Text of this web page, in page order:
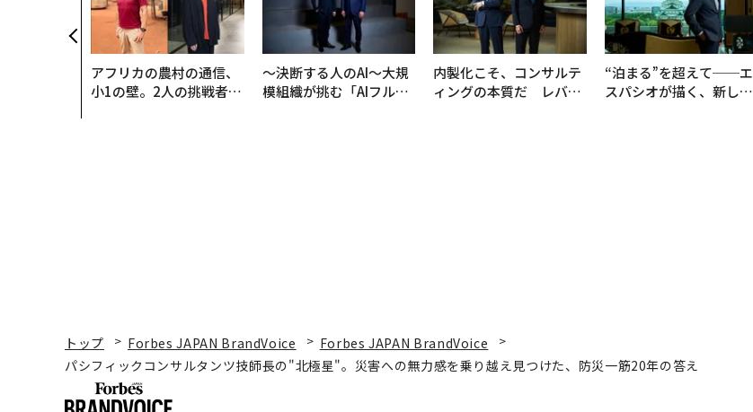
アフリカの農村の通信、
小1の壁。2人の挑戦者が
〜決断する人のAI〜大規
模組織が挑む「AIフル実
内製化こそ、コンサルテ
ィングの本質だ レバレ
“泊まる”を超えて──エ
スパシオが描く、新しい
トップ Forbes JAPAN BrandVoice
Forbes JAPAN BrandVoice
パシフィックコンサルタンツ技師長の"北極星"。災害への無力感を乗り越え見つけた、防災一筋20年の答え